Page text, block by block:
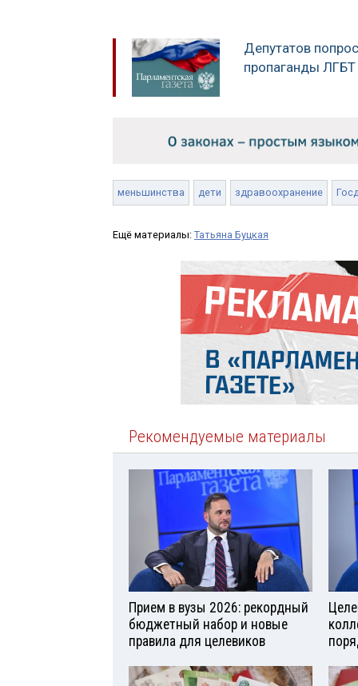
Депутатов
пропаганды
меньшинства дети здравоохранение
Ещё материалы: Татьяна Буцкая
Рекомендуемые материалы
Прием в вузы 2026: рекордный
бюджетный набор и новые
правила для целевиков